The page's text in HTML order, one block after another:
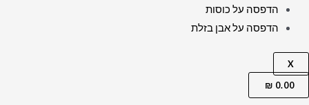
הדפסה על כוסות
הדפסה על אבן בזלת
X
0.00
₪